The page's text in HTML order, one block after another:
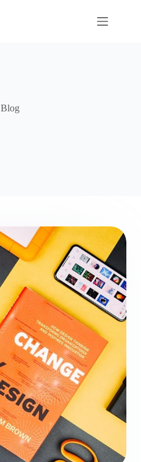
Blog